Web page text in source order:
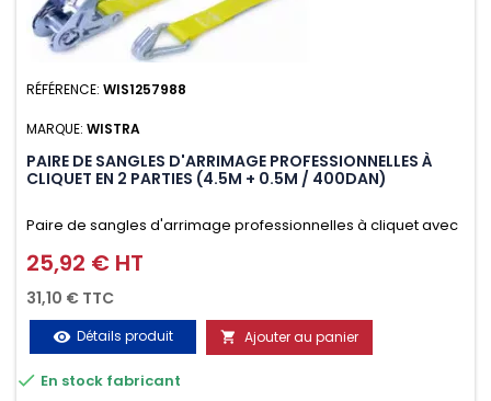
RÉFÉRENCE: WIS1257988
MARQUE: WISTRA
PAIRE DE SANGLES D'ARRIMAGE PROFESSIONNELLES À
CLIQUET EN 2 PARTIES (4.5M + 0.5M / 400DAN)
Paire de sangles d'arrimage professionnelles à cliquet avec
crochet en 2 parties (4.5M + 0.5M / 400daN), simple et rapide
d'utilisation. Permet d'arrimer et de sécuriser
vos chargements pendant le transport. Matière polyester
très résistante aux UV et aux variations de températures,
n'absorbe pas l'eau.
Prix
25,92 € HT
31,10 € TTC
visibility Détails produit  Ajouter au panier
 En stock fabricant